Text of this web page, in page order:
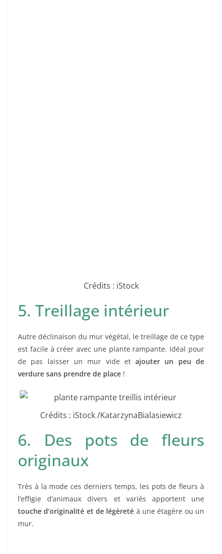
Crédits : iStock
5. Treillage intérieur
Autre déclinaison du mur végétal, le treillage de ce type
est facile à créer avec une plante rampante. Idéal pour
de pas laisser un mur vide etajouter un peu de
verdure sans prendre de place !
Crédits : iStock /KatarzynaBialasiewicz
6. Des pots de fleurs
originaux
Très à la mode ces derniers temps, les pots de fleurs à
l’effigie d’animaux divers et variés apportent une
touche d’originalité et de légèreté à une étagère ou un
mur.